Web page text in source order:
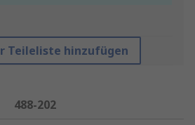
Teileliste hinzufügen
488-202